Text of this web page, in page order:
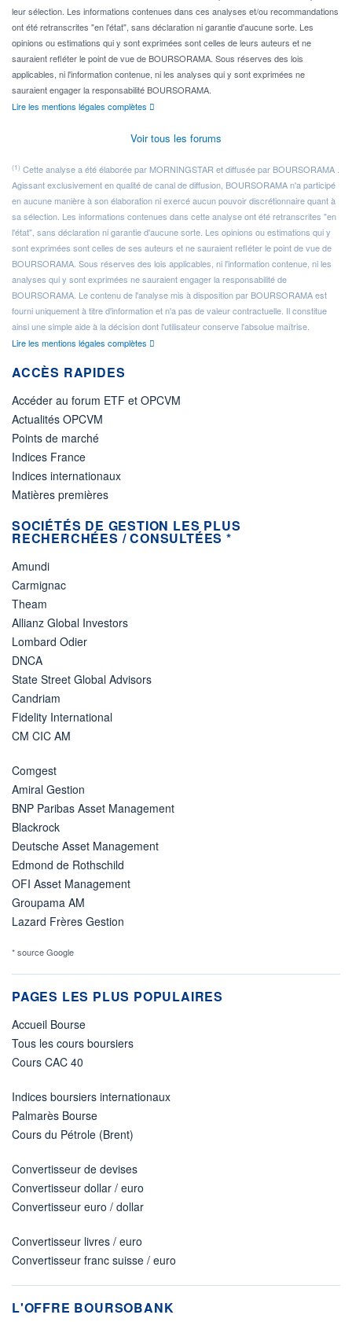
leur sélection. Les informations contenues dans ces analyses et/ou recommandations
ont été retranscrites "en l'état", sans déclaration ni garantie d'aucune sorte. Les
opinions ou estimations qui y sont exprimées sont celles de leurs auteurs et ne
sauraient refléter le point de vue de BOURSORAMA. Sous réserves des lois
applicables, ni l'information contenue, ni les analyses qui y sont exprimées ne
sauraient engager la responsabilité BOURSORAMA.
Lire les mentions légales complètes
Voir tous les forums
(1) Cette analyse a été élaborée par MORNINGSTAR et diffusée par BOURSORAMA .
Agissant exclusivement en qualité de canal de diffusion, BOURSORAMA n'a participé
en aucune manière à son élaboration ni exercé aucun pouvoir discrétionnaire quant à
sa sélection. Les informations contenues dans cette analyse ont été retranscrites "en
l'état", sans déclaration ni garantie d'aucune sorte. Les opinions ou estimations qui y
sont exprimées sont celles de ses auteurs et ne sauraient refléter le point de vue de
BOURSORAMA. Sous réserves des lois applicables, ni l'information contenue, ni les
analyses qui y sont exprimées ne sauraient engager la responsabilité de
BOURSORAMA. Le contenu de l'analyse mis à disposition par BOURSORAMA est
fourni uniquement à titre d'information et n'a pas de valeur contractuelle. Il constitue
ainsi une simple aide à la décision dont l'utilisateur conserve l'absolue maîtrise.
Lire les mentions légales complètes
ACCÈS RAPIDES
Accéder au forum ETF et OPCVM
Actualités OPCVM
Points de marché
Indices France
Indices internationaux
Matières premières
SOCIÉTÉS DE GESTION LES PLUS
RECHERCHÉES / CONSULTÉES *
Amundi
Carmignac
Theam
Allianz Global Investors
Lombard Odier
DNCA
State Street Global Advisors
Candriam
Fidelity International
CM CIC AM
Comgest
Amiral Gestion
BNP Paribas Asset Management
Blackrock
Deutsche Asset Management
Edmond de Rothschild
OFI Asset Management
Groupama AM
Lazard Frères Gestion
* source Google
PAGES LES PLUS POPULAIRES
Accueil Bourse
Tous les cours boursiers
Cours CAC 40
Indices boursiers internationaux
Palmarès Bourse
Cours du Pétrole (Brent)
Convertisseur de devises
Convertisseur dollar / euro
Convertisseur euro / dollar
Convertisseur livres / euro
Convertisseur franc suisse / euro
L'OFFRE BOURSOBANK